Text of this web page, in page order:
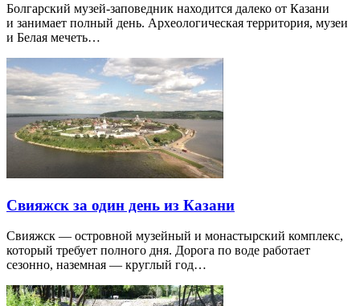
Болгарский музей-заповедник находится далеко от Казани
и занимает полный день. Археологическая территория, музеи
и Белая мечеть…
Свияжск за один день из Казани
Свияжск — островной музейный и монастырский комплекс,
который требует полного дня. Дорога по воде работает
сезонно, наземная — круглый год…